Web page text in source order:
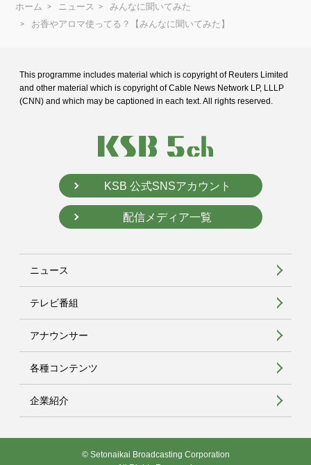
ホーム ニュース
みんなに聞いてみた
お香やアロマ使ってる？【みんなに聞いてみた】
This programme includes material which is copyright of Reuters Limited
and other material which is copyright of Cable News Network LP, LLLP
(CNN) and which may be captioned in each text. All rights reserved.
KSB 公式SNSアカウント
配信メディア一覧
ニュース
テレビ番組
アナウンサー
各種コンテンツ
企業紹介
© Setonaikai Broadcasting Corporation